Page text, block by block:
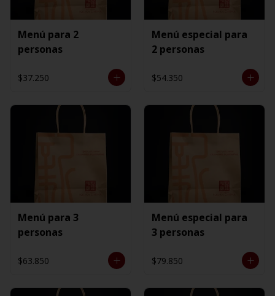
Menú para 2
personas
$37.250
Menú especial para
2 personas
$54.350
Menú para 3
personas
$63.850
Menú especial para
3 personas
$79.850